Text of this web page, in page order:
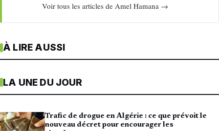
Voir tous les articles de Amel Hamana →
À LIRE AUSSI
LA UNE DU JOUR
Trafic de drogue en Algérie : ce que prévoit le
nouveau décret pour encourager les